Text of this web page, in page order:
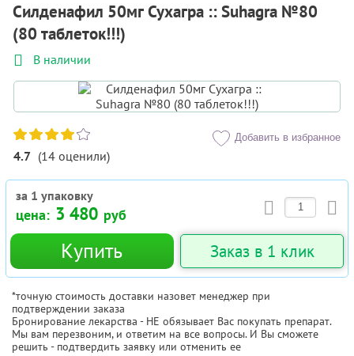
Силденафил 50мг Сухагра :: Suhagra №80
(80 таблеток!!!)
В наличии
4.7 (14 оценили)
Добавить в избранное
за 1 упаковку
цена: 3 480 руб
Купить Заказ в 1 клик
*точную стоимость доставки назовет менеджер при
подтверждении заказа
Бронирование лекарства - НЕ обязывает Вас покупать препарат.
Мы вам перезвоним, и ответим на все вопросы. И Вы сможете
решить - подтвердить заявку или отменить ее